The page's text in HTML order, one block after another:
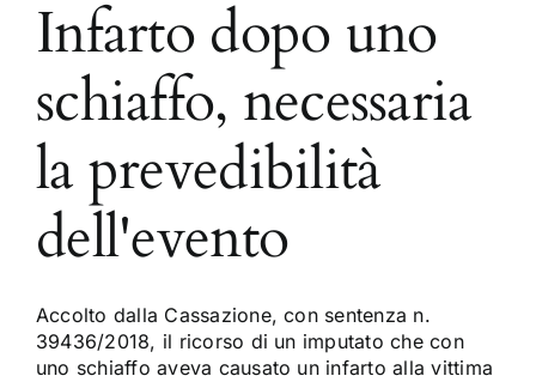
Infarto dopo uno
schiaffo, necessaria
la prevedibilità
dell'evento
Accolto dalla Cassazione, con sentenza n.
39436/2018, il ricorso di un imputato che con
uno schiaffo aveva causato un infarto alla vittima